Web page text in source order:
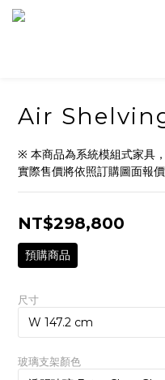
Air
※ 本商品為系統模組式家具
實際售價將依照訂購圖面報
NT$298,800
預購商品
尺寸
玻璃支架顏色